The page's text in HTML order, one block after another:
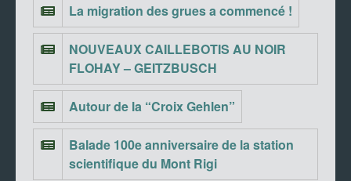
La migration des grues a commencé !
NOUVEAUX CAILLEBOTIS AU NOIR
FLOHAY – GEITZBUSCH
Autour de la “Croix Gehlen”
Balade 100e anniversaire de la station
scientifique du Mont Rigi